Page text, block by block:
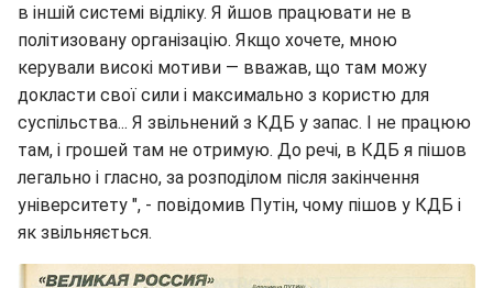
в іншій системі відліку. Я йшов працювати не в
політизовану організацію. Якщо хочете, мною
керували високі мотиви — вважав, що там можу
докласти свої сили і максимально з користю для
суспільства... Я звільнений з КДБ у запас. І не працюю
там, і грошей там не отримую. До речі, в КДБ я пішов
легально і гласно, за розподілом після закінчення
університету ", - повідомив Путін, чому пішов у КДБ і
як звільняється.